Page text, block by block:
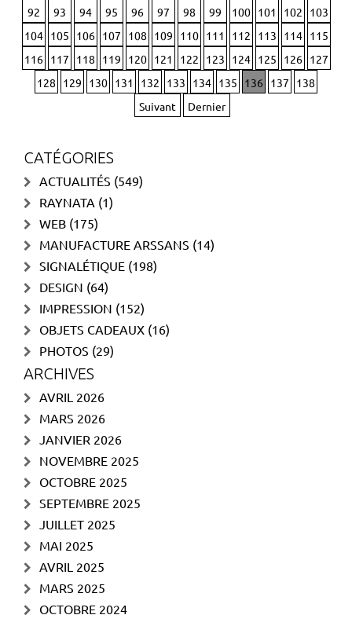
92
93 94 95 96 97 98 99 100 101 102
103
104 105 106 107 108 109 110 111 112 113 114 115
116 117 118 119 120 121 122 123 124 125 126 127
128
129 130 131 132 133 134 135 136 137
138
Suivant
Dernier
CATÉGORIES
ACTUALITÉS (549)
RAYNATA (1)
WEB (175)
MANUFACTURE ARSSANS (14)
SIGNALÉTIQUE (198)
DESIGN (64)
IMPRESSION (152)
OBJETS CADEAUX (16)
PHOTOS (29)
ARCHIVES
AVRIL 2026
MARS 2026
JANVIER 2026
NOVEMBRE 2025
OCTOBRE 2025
SEPTEMBRE 2025
JUILLET 2025
MAI 2025
AVRIL 2025
MARS 2025
OCTOBRE 2024